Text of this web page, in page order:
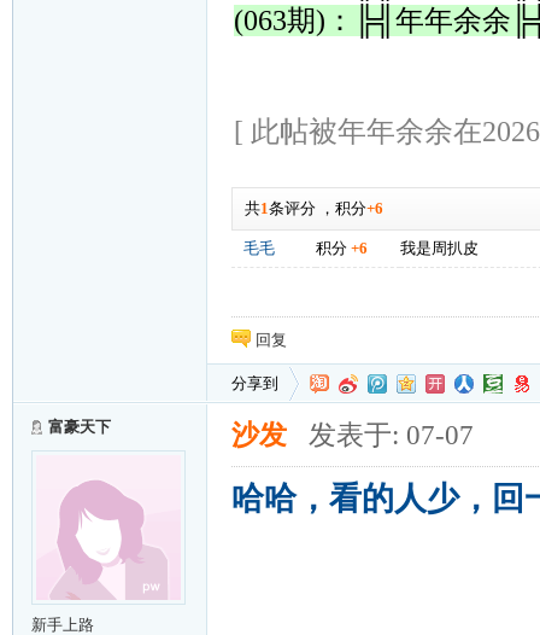
(063期)：╠╣年年余余
[ 此帖被年年余余在
共1条评分， 积分+6
毛毛 积分 +6 我是周扒皮
回复
分享到
富豪天下
新手上路
沙发 发表于: 07-07
哈哈，看的人少，回